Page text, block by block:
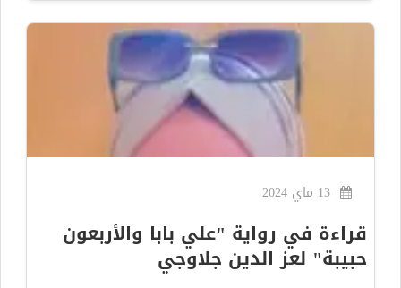
قراءة في رواية "علي بابا والأربعون
حبيبة" لعز الدين جلاوجي